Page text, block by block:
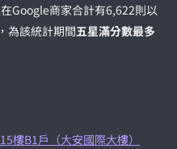
Google商家合計有6,622則以
為該統計期間五星滿分數最多
樓B1戶（大安國際大樓）